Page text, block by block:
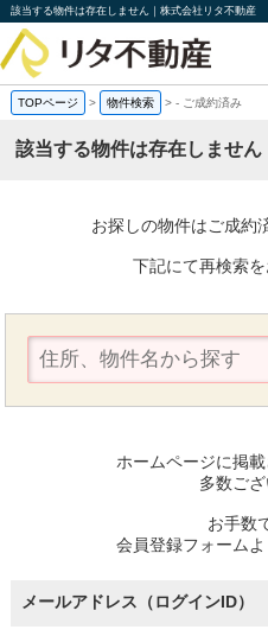
該当する物件は存在しません｜株式会社リタ不動産
TOPページ > 物件検索 >- ご成約済み
該当する物件は存在しません
お探しの物件はご成約
下記にて再検索を
ホームページに掲
多数ござ
お手数
会員登録フォームよ
メールアドレス（ログインID）